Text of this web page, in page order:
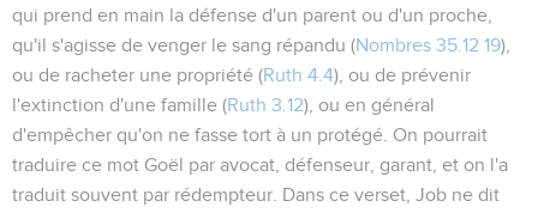
qui prend en main la défense d'un parent ou d'un proche,
qu'il s'agisse de venger le sang répandu (Nombres 35.12 19),
ou de racheter une propriété (Ruth 4.4), ou de prévenir
l'extinction d'une famille (Ruth 3.12), ou en général
d'empêcher qu'on ne fasse tort à un protégé. On pourrait
traduire ce mot Goël par avocat, défenseur, garant, et on l'a
traduit souvent par rédempteur. Dans ce verset, Job ne dit